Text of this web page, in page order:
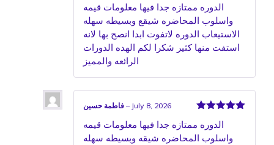
of 5
الدوره ممتازه جدا فيها معلومات قيمه
واسلوب المحاضره شيقع وبسيطه سهله
الاستيعاب الدوره لاتفوت ابدا انصح بها لانه
استفت منها كثير شكرا لكم الهده الدورات
الرائعه والمميز
of 5
– July 8, 2026
الدوره ممتازه جدا فيها معلومات قيمه
واسلوب المحاضره شيقه وبسيطه سهله